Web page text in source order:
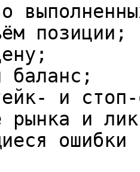
позиции;
баланс;
и стоп-
рынка и